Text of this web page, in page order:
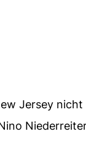
Jersey nicht